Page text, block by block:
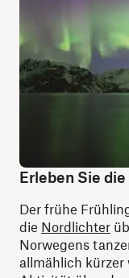
Erleben Sie
Der frühe
die Nordlichter
Norwegens
allmählich